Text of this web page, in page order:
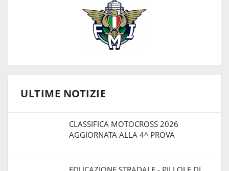
ULTIME NOTIZIE
CLASSIFICA MOTOCROSS 2026
AGGIORNATA ALLA 4^ PROVA